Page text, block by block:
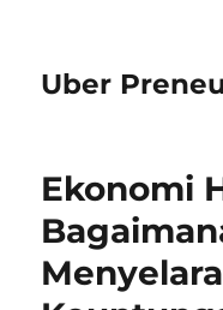
Uber
Ekonomi